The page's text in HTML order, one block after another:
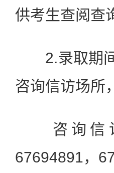
供考生查阅查
2.录取期间
咨询信访场所
咨询信访
67694891，